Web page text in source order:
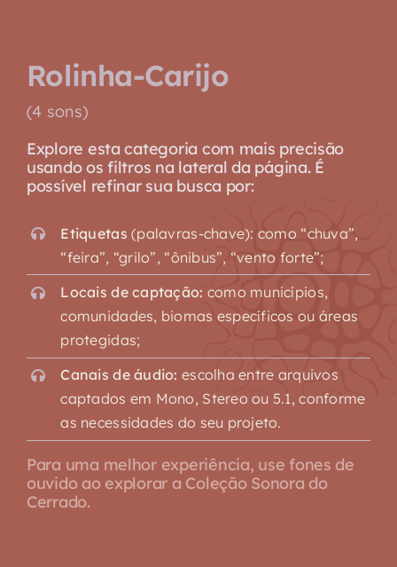
Rolinha-Carijo
(4 sons)
Explore esta categoria com mais precisão
usando os filtros na lateral da página. É
possível refinar sua busca por:
Etiquetas (palavras-chave): como “chuva”,
“feira”, “grilo”, “ônibus”, “vento forte”;
Locais de captação: como municípios,
comunidades, biomas específicos ou áreas
protegidas;
Canais de áudio: escolha entre arquivos
captados em Mono, Stereo ou 5.1, conforme
as necessidades do seu projeto.
Para uma melhor experiência, use fones de
ouvido ao explorar a Coleção Sonora do
Cerrado.